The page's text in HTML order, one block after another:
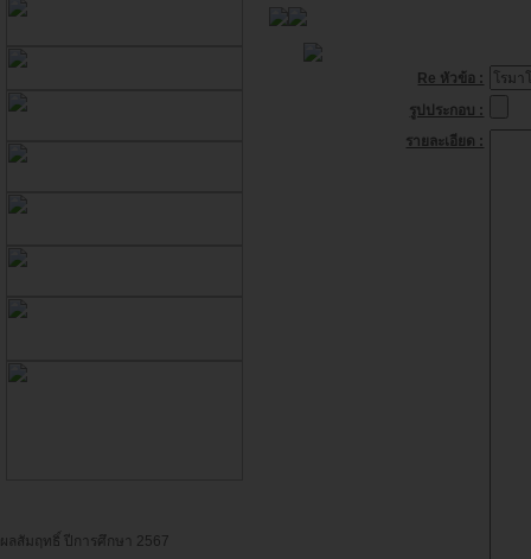
ผลสัมฤทธิ์ ปีการศึกษา 2567
Re หัวข้อ :
รูปประกอบ :
รายละเอียด :